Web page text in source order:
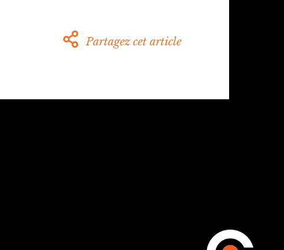
Partagez cet article